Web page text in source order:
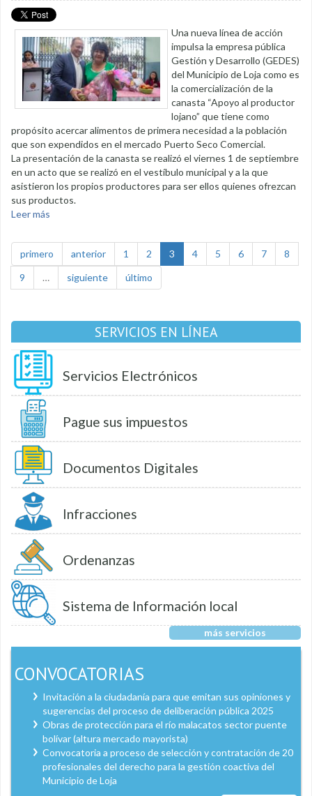
Una nueva línea de acción
impulsa la empresa pública
Gestión y Desarrollo (GEDES)
del Municipio de Loja como es
la comercialización de la
canasta “Apoyo al productor
lojano” que tiene como
propósito acercar alimentos de primera necesidad a la población
que son expendidos en el mercado Puerto Seco Comercial.
La presentación de la canasta se realizó el viernes 1 de septiembre
en un acto que se realizó en el vestíbulo municipal y a la que
asistieron los propios productores para ser ellos quienes ofrezcan
sus productos.
Leer más
primero anterior 1 2 3 4 5 6 7
8
9
… siguiente último
SERVICIOS EN LÍNEA
Servicios Electrónicos
Pague sus impuestos
Documentos Digitales
Infracciones
Ordenanzas
Sistema de Información local
más servicios
CONVOCATORIAS
Invitación a la ciudadanía para que emitan sus opiniones y
sugerencias del proceso de deliberación pública 2025
Obras de protección para el río malacatos sector puente
bolívar (altura mercado mayorista)
Convocatoria a proceso de selección y contratación de 20
profesionales del derecho para la gestión coactiva del
Municipio de Loja